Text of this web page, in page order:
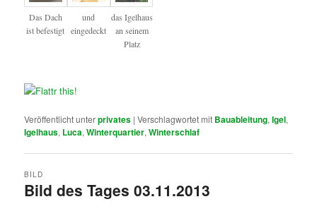
Das Dach
ist befestigt
und
eingedeckt
das Igelhaus
an seinem
Platz
Veröffentlicht unterprivates |Verschlagwortet mit Bauableitung,Igel,
Igelhaus, Luca,Winterquartier,Winterschlaf
Bild des Tages 03.11.2013
BILD